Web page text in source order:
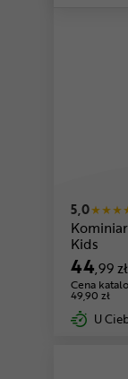
5,0
Kids
44,99 zł
Cena
49,90 zł
U